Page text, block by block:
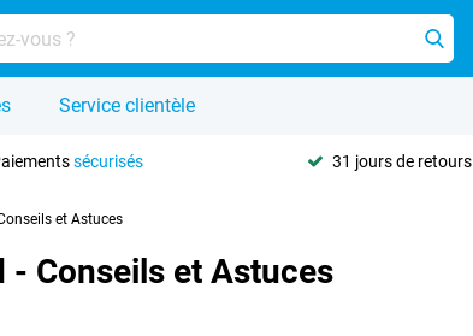
Service clientèle
sécurisés 31 jours de retours
et Astuces
- Conseils et Astuces